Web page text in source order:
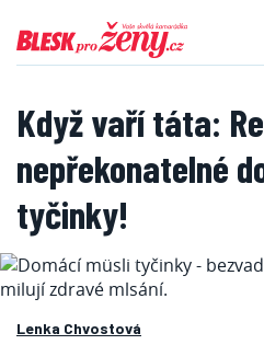
Když vaří táta:
nepřekonatelné
tyčinky!
Lenka Chvostová